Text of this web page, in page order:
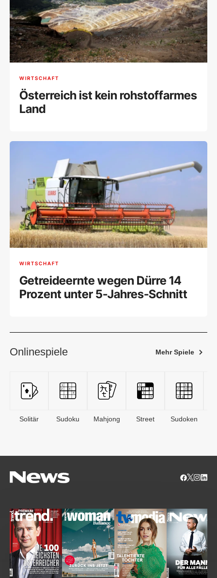
WIRTSCHAFT
Österreich ist kein rohstoffarmes
Land
WIRTSCHAFT
Getreideernte wegen Dürre 14
Prozent unter 5-Jahres-Schnitt
Onlinespiele Mehr Spiele
Solitär Sudoku Mahjong Street Sudoken